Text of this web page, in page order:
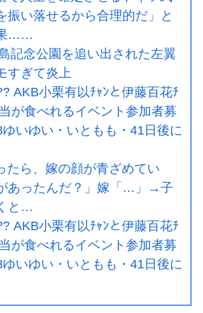
振い落せるから合理的だ」と
果……
記念公園を追い出された左翼
すぎて炎上
AKB小栗有以ﾁｬﾝと伊藤百花ﾁ
が食べれるイベント参加者募
いゆい・いともも・41日後に
たら、嫁の顔が青ざめてい
あったんだ？」嫁「…」→子
と…
AKB小栗有以ﾁｬﾝと伊藤百花ﾁ
が食べれるイベント参加者募
いゆい・いともも・41日後に